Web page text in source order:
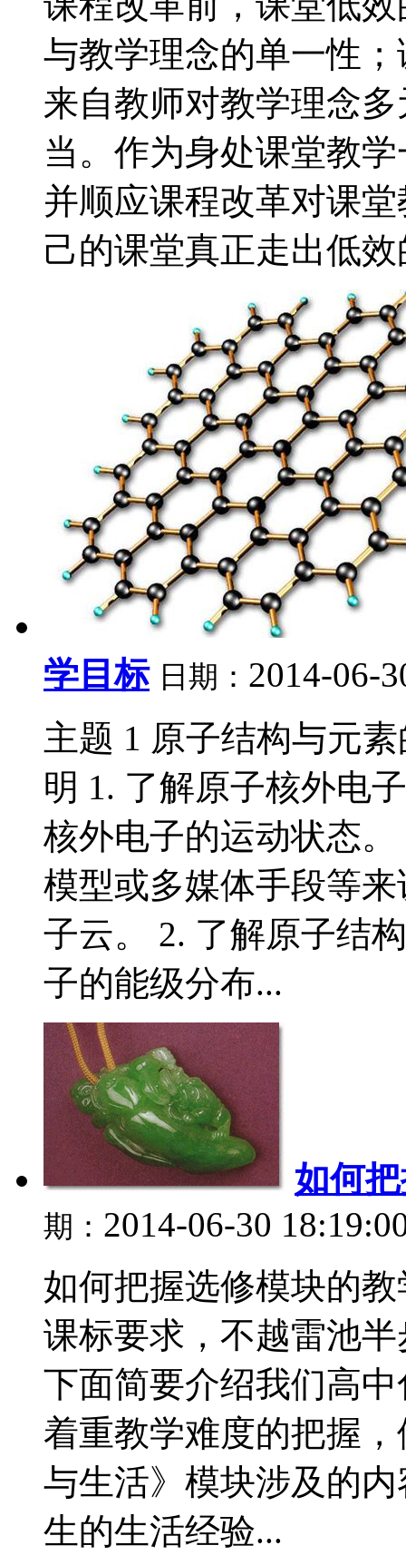
与教学理念的单一性
来自教师对教学理念
当。作为身处课堂教
并顺应课程改革对课
己的课堂真正走出低效
学目标 日期： 2014-06-
主题 1 原子结构与元
明 1. 了解原子核外电
核外电子的运动状态
模型或多媒体手段等
子云。 2. 了解原子结
子的能级分布...
如何
期： 2014-06-30
如何把握选修模块的
课标要求，不越雷池
下面简要介绍我们高
着重教学难度的把握
与生活》模块涉及的
生的生活经验...